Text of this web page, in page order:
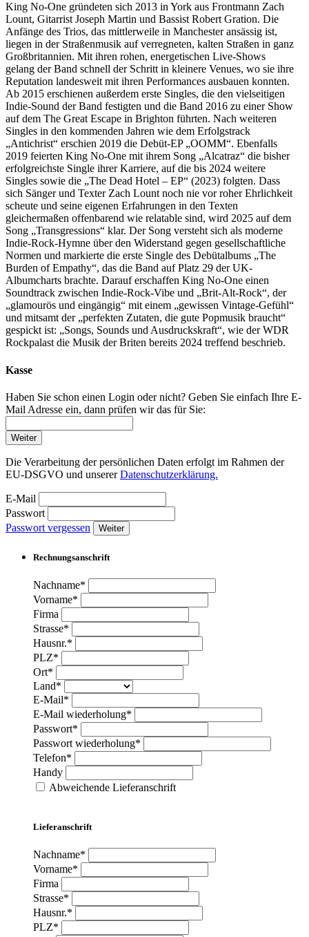
King No-One gründeten sich 2013 in York aus Frontmann Zach
Lount, Gitarrist Joseph Martin und Bassist Robert Gration. Die
Anfänge des Trios, das mittlerweile in Manchester ansässig ist,
liegen in der Straßenmusik auf verregneten, kalten Straßen in ganz
Großbritannien. Mit ihren rohen, energetischen Live-Shows
gelang der Band schnell der Schritt in kleinere Venues, wo sie ihre
Reputation landesweit mit ihren Performances ausbauen konnten.
Ab 2015 erschienen außerdem erste Singles, die den vielseitigen
Indie-Sound der Band festigten und die Band 2016 zu einer Show
auf dem The Great Escape in Brighton führten. Nach weiteren
Singles in den kommenden Jahren wie dem Erfolgstrack
„Antichrist“ erschien 2019 die Debüt-EP „OOMM“. Ebenfalls
2019 feierten King No-One mit ihrem Song „Alcatraz“ die bisher
erfolgreichste Single ihrer Karriere, auf die bis 2024 weitere
Singles sowie die „The Dead Hotel – EP“ (2023) folgten. Dass
sich Sänger und Texter Zach Lount noch nie vor roher Ehrlichkeit
scheute und seine eigenen Erfahrungen in den Texten
gleichermaßen offenbarend wie relatable sind, wird 2025 auf dem
Song „Transgressions“ klar. Der Song versteht sich als moderne
Indie-Rock-Hymne über den Widerstand gegen gesellschaftliche
Normen und markierte die erste Single des Debütalbums „The
Burden of Empathy“, das die Band auf Platz 29 der UK-
Albumcharts brachte. Darauf erschaffen King No-One einen
Soundtrack zwischen Indie-Rock-Vibe und „Brit-Alt-Rock“, der
„glamourös und eingängig“ mit einem „gewissen Vintage-Gefühl“
und mitsamt der „perfekten Zutaten, die gute Popmusik braucht“
gespickt ist: „Songs, Sounds und Ausdruckskraft“, wie der WDR
Rockpalast die Musik der Briten bereits 2024 treffend beschrieb.
Kasse
Haben Sie schon einen Login oder nicht? Geben Sie einfach Ihre E-
Mail Adresse ein, dann prüfen wir das für Sie:
Weiter
Die Verarbeitung der persönlichen Daten erfolgt im Rahmen der
EU-DSGVO und unsererDatenschutzerklärung.
E-Mail
Passwort
Passwort vergessen
Weiter
Rechnungsanschrift
Nachname*
Vorname*
Firma
Strasse*
Hausnr.*
PLZ*
Ort*
Land*
E-Mail*
E-Mail wiederholung*
Passwort*
Passwort wiederholung*
Telefon*
Handy
Abweichende Lieferanschrift
Lieferanschrift
Nachname*
Vorname*
Firma
Strasse*
Hausnr.*
PLZ*